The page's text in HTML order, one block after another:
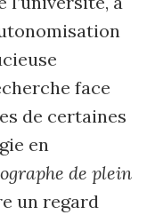
face
de certaines
en
de plein
un regard